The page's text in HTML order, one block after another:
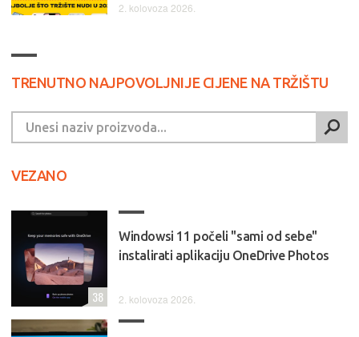
2. kolovoza 2026.
TRENUTNO NAJPOVOLJNIJE CIJENE NA TRŽIŠTU
VEZANO
Windowsi 11 počeli "sami od sebe"
instalirati aplikaciju OneDrive Photos
2. kolovoza 2026.
38